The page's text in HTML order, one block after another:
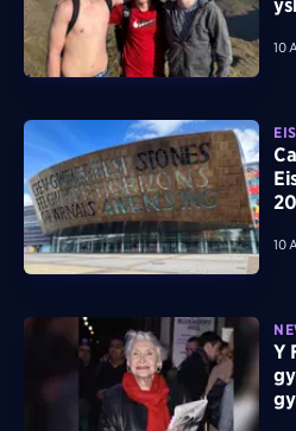
10
10
Y